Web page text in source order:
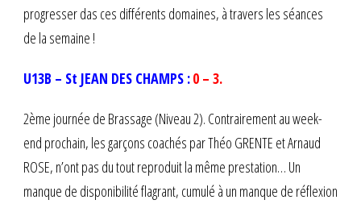
progresser das ces différents domaines, à travers les séances
de la semaine !
U13B – St JEAN DES CHAMPS :0 – 3.
2ème journée de Brassage (Niveau 2). Contrairement au week-
end prochain, les garçons coachés par Théo GRENTE et Arnaud
ROSE, n’ont pas du tout reproduit la même prestation… Un
manque de disponibilité flagrant, cumulé à un manque de réflexion